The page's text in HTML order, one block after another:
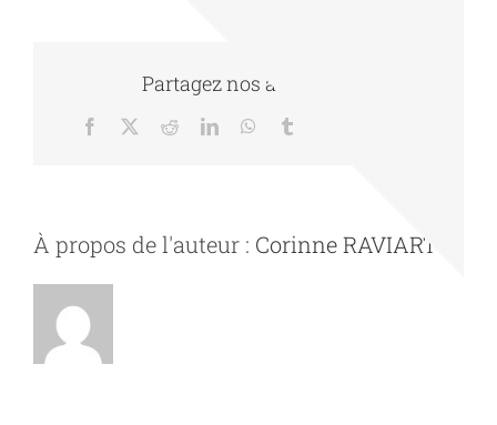
Partagez nos actualités
Facebook RedditLinkedInWhatsApp
À propos de l'auteur : Corinne RAVIART